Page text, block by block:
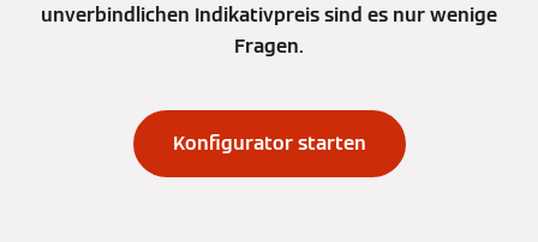
unverbindlichen Indikativpreis sind es nur wenige
Fragen.
Konfigurator starten